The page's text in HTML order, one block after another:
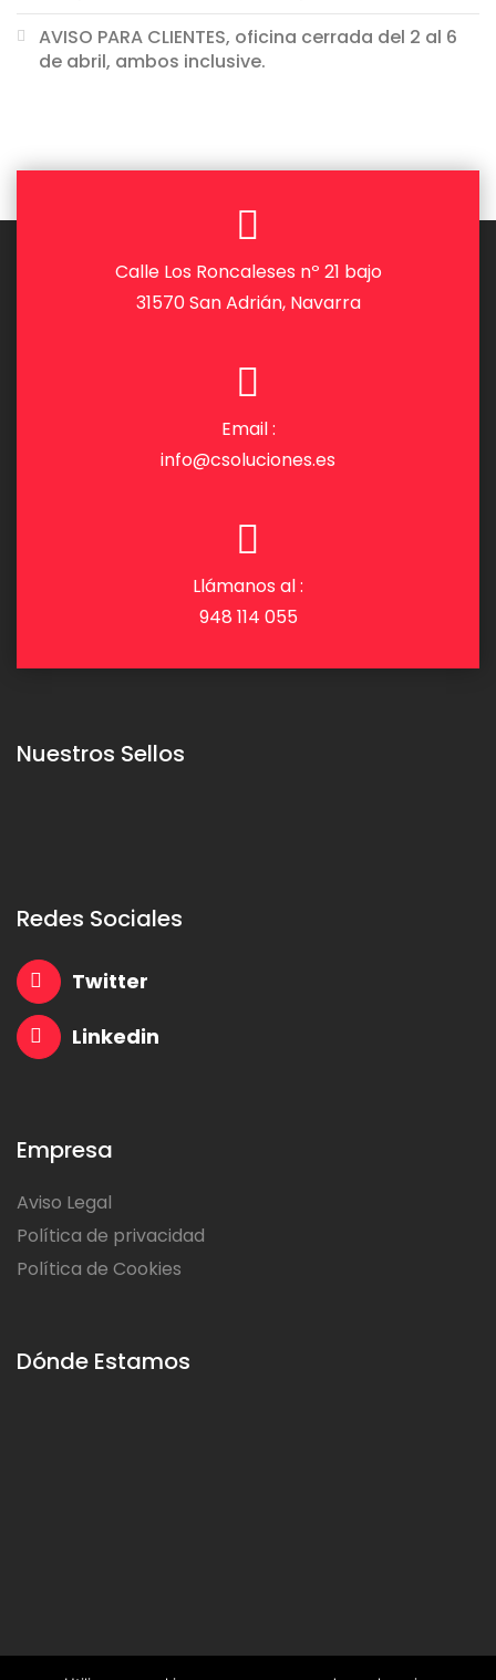
AVISO PARA CLIENTES, oficina cerrada del 2 al 6
de abril, ambos inclusive.
Calle Los Roncaleses nº 21 bajo
31570 San Adrián, Navarra
Email :
info@csoluciones.es
Llámanos al :
948 114 055
Nuestros Sellos
Redes Sociales
Twitter
Linkedin
Empresa
Aviso Legal
Política de privacidad
Política de Cookies
Dónde Estamos